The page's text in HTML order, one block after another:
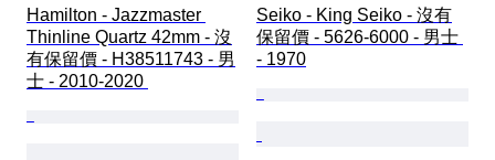
Hamilton - Jazzmaster
Thinline Quartz 42mm - 沒
有保留價 - H38511743 - 男
士 - 2010-2020
Seiko - King Seiko - 沒有
保留價 - 5626-6000 - 男士
- 1970